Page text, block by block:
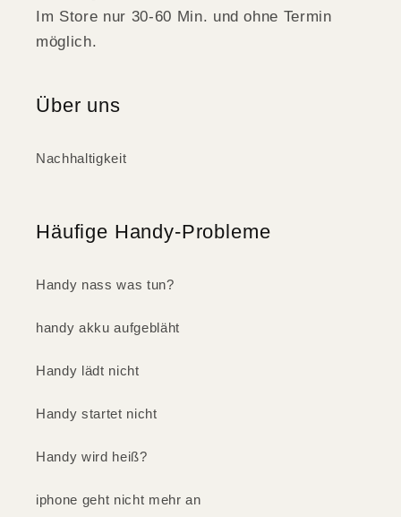
Im Store nur 30-60 Min. und ohne Termin
möglich.
Über uns
Nachhaltigkeit
Häufige Handy-Probleme
Handy nass was tun?
handy akku aufgebläht
Handy lädt nicht
Handy startet nicht
Handy wird heiß?
iphone geht nicht mehr an